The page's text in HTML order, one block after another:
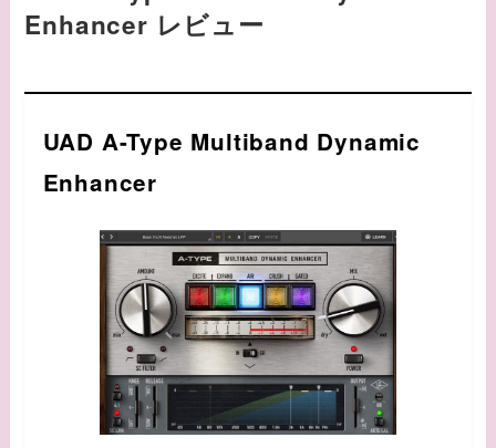
Enhancer レビュー
UAD A-Type Multiband Dynamic
Enhancer